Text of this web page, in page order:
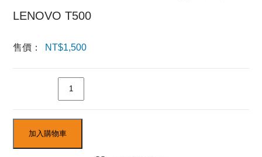
LENOVO T500
售價： NT$1,500
加入購物車